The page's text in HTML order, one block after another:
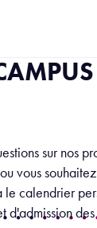
sur nos
vous
le calendrier
d'admission